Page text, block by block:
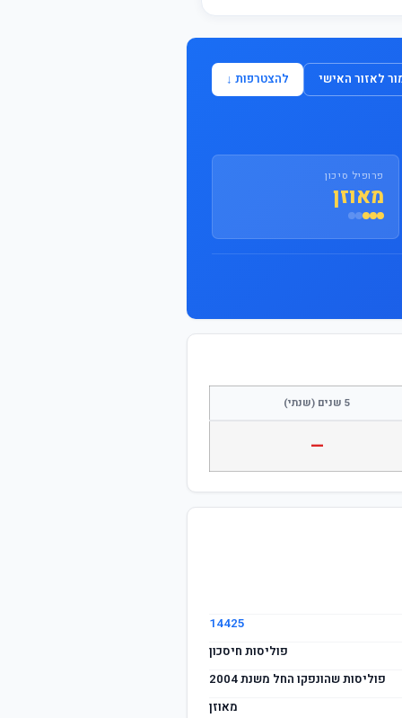
לאזור האישי להצטרפות ↓
פרופיל סיכון
מאוזן
5 שנים (שנתי)
—
14425
פוליסות חיסכון
פוליסות שהונפקו החל משנת 2004
מאוזן